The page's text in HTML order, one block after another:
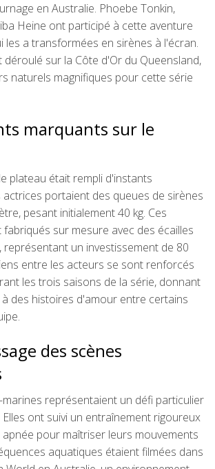
en Australie. Phoebe Tonkin,
Heine ont participé à cette aventure
les a transformées en sirènes à l'écran.
déroulé sur la Côte d'Or du Queensland,
naturels magnifiques pour cette série
marquants sur le
plateau était rempli d'instants
actrices portaient des queues de sirènes
pesant initialement 40 kg. Ces
sur mesure avec des écailles
représentant un investissement de 80
entre les acteurs se sont renforcés
les trois saisons de la série, donnant
des histoires d'amour entre certains
des scènes
représentaient un défi particulier
ont suivi un entraînement rigoureux
pour maîtriser leurs mouvements
aquatiques étaient filmées dans